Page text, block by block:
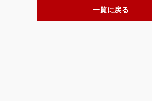
SPECIAL
一覧に戻る